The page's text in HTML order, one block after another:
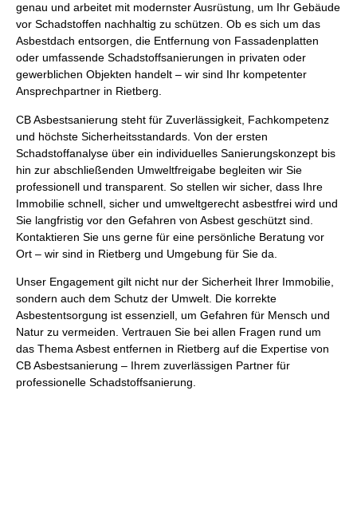
genau und arbeitet mit modernster Ausrüstung, um Ihr Gebäude
vor Schadstoffen nachhaltig zu schützen. Ob es sich um das
Asbestdach entsorgen, die Entfernung von Fassadenplatten
oder umfassende Schadstoffsanierungen in privaten oder
gewerblichen Objekten handelt – wir sind Ihr kompetenter
Ansprechpartner in Rietberg.
CB Asbestsanierung steht für Zuverlässigkeit, Fachkompetenz
und höchste Sicherheitsstandards. Von der ersten
Schadstoffanalyse über ein individuelles Sanierungskonzept bis
hin zur abschließenden Umweltfreigabe begleiten wir Sie
professionell und transparent. So stellen wir sicher, dass Ihre
Immobilie schnell, sicher und umweltgerecht asbestfrei wird und
Sie langfristig vor den Gefahren von Asbest geschützt sind.
Kontaktieren Sie uns gerne für eine persönliche Beratung vor
Ort – wir sind in Rietberg und Umgebung für Sie da.
Unser Engagement gilt nicht nur der Sicherheit Ihrer Immobilie,
sondern auch dem Schutz der Umwelt. Die korrekte
Asbestentsorgung ist essenziell, um Gefahren für Mensch und
Natur zu vermeiden. Vertrauen Sie bei allen Fragen rund um
das Thema Asbest entfernen in Rietberg auf die Expertise von
CB Asbestsanierung – Ihrem zuverlässigen Partner für
professionelle Schadstoffsanierung.